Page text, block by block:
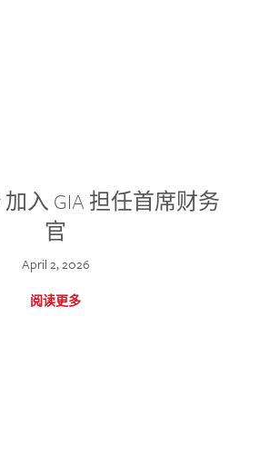
加入 GIA 担任首席财务
官
April 2, 2026
阅读更多